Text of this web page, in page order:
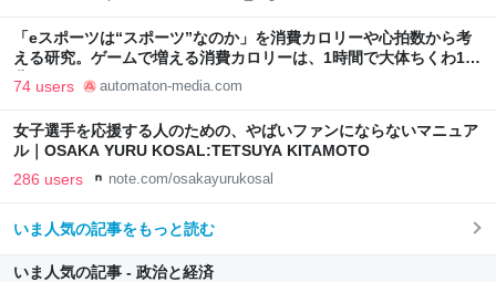
「eスポーツは“スポーツ”なのか」を消費カロリーや心拍数から考
える研究。ゲームで増える消費カロリーは、1時間で大体ちくわ1本
分 - AUTOMATON
74 users automaton-media.com
女子選手を応援する人のための、やばいファンにならないマニュア
ル｜OSAKA YURU KOSAL:TETSUYA KITAMOTO
286 users note.com/osakayurukosal
いま人気の記事をもっと読む
いま人気の記事 - 政治と経済